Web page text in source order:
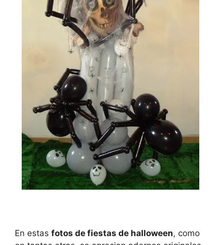
En estas fotos de fiestas de halloween, como